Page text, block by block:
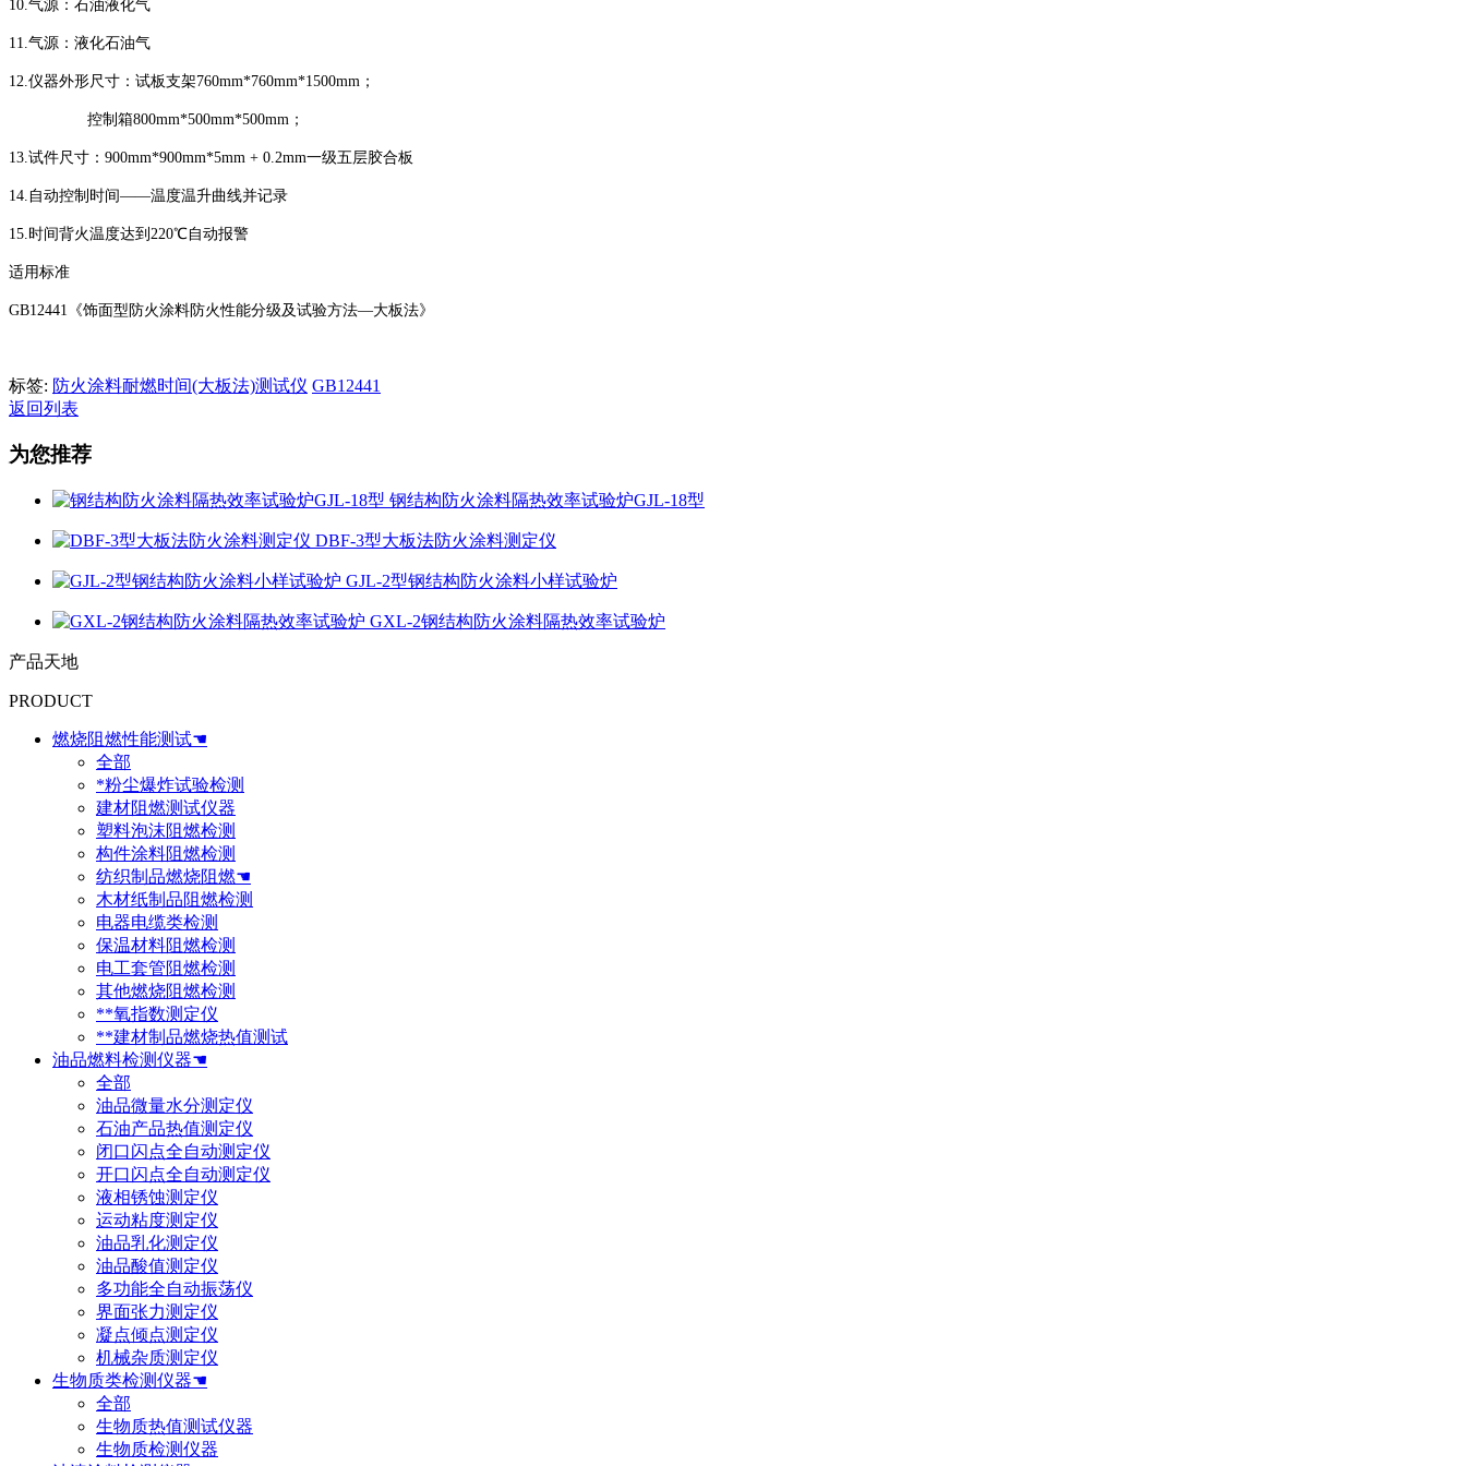
10.气源：石油液化气
11.气源：液化石油气
12.仪器外形尺寸：试板支架760mm*760mm*1500mm；
控制箱800mm*500mm*500mm；
13.试件尺寸：900mm*900mm*5mm + 0.2mm一级五层胶合板
14.自动控制时间——温度温升曲线并记录
15.时间背火温度达到220℃自动报警
适用标准
GB12441《饰面型防火涂料防火性能分级及试验方法—大板法》
标签: 防火涂料耐燃时间(大板法)测试仪 GB12441
返回列表
为您推荐
钢结构防火涂料隔热效率试验炉GJL-18型
DBF-3型大板法防火涂料测定仪
GJL-2型钢结构防火涂料小样试验炉
GXL-2钢结构防火涂料隔热效率试验炉
产品天地
PRODUCT
燃烧阻燃性能测试☚
全部
*粉尘爆炸试验检测
建材阻燃测试仪器
塑料泡沫阻燃检测
构件涂料阻燃检测
纺织制品燃烧阻燃☚
木材纸制品阻燃检测
电器电缆类检测
保温材料阻燃检测
电工套管阻燃检测
其他燃烧阻燃检测
**氧指数测定仪
**建材制品燃烧热值测试
油品燃料检测仪器☚
全部
油品微量水分测定仪
石油产品热值测定仪
闭口闪点全自动测定仪
开口闪点全自动测定仪
液相锈蚀测定仪
运动粘度测定仪
油品乳化测定仪
油品酸值测定仪
多功能全自动振荡仪
界面张力测定仪
凝点倾点测定仪
机械杂质测定仪
生物质类检测仪器☚
全部
生物质热值测试仪器
生物质检测仪器